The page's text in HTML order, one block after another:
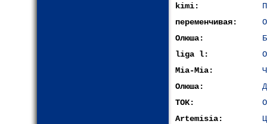
kimi:
переменчивая:
Олюша:
liga l:
Mia-Mia:
Олюша:
ТОК:
Artemisia: